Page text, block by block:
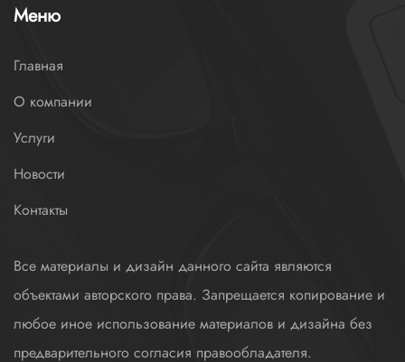
Меню
Главная
О компании
Услуги
Новости
Контакты
Все материалы и дизайн данного сайта являются
объектами авторского права. Запрещается копирование и
любое иное использование материалов и дизайна без
предварительного согласия правообладателя.